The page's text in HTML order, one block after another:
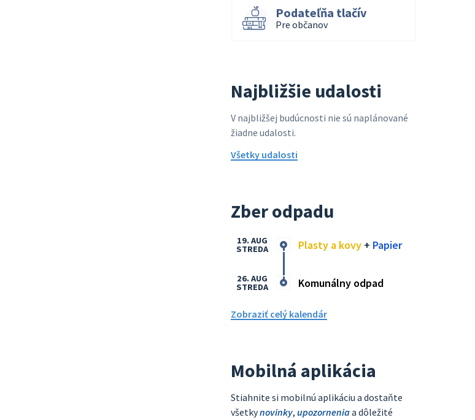
Podateľňa tlačív
Pre občanov
Najbližšie udalosti
V najbližšej budúcnosti nie sú naplánované
žiadne udalosti.
Všetky udalosti
Zber odpadu
Plasty a kovy + Papier
19. AUG
STREDA
Komunálny odpad
26. AUG
STREDA
Zobraziť celý kalendár
Mobilná aplikácia
Stiahnite si mobilnú aplikáciu a dostaňte
všetkynovinky, upozorneniaa dôležité